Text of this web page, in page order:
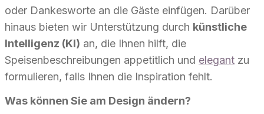
oder Dankesworte an die Gäste einfügen. Darüber
hinaus bieten wir Unterstützung durch künstliche
Intelligenz (KI) an, die Ihnen hilft, die
Speisenbeschreibungen appetitlich und elegant zu
formulieren, falls Ihnen die Inspiration fehlt.
Was können Sie am Design ändern?